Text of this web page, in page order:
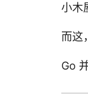
小木
而这
Go